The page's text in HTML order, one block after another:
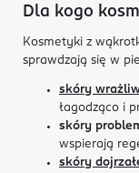
Dla kogo
Kosmetyki z
sprawdzają się w
skóry
łagodząco i
s kóry
wspierają
skóry